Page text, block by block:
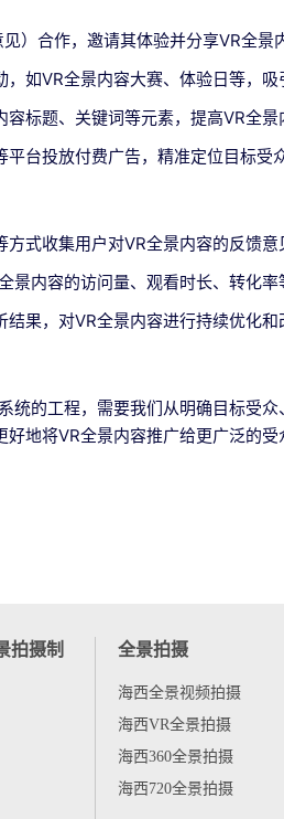
）合作，邀请其体验并分享VR全景
如VR全景内容大赛、体验日等，吸
标题、关键词等元素，提高VR全
台投放付费广告，精准定位目标受
式收集用户对VR全景内容的反馈意
景内容的访问量、观看时长、转化
果，对VR全景内容进行持续优化和
统的工程，需要我们从明确目标受
地将VR全景内容推广给更广泛的受
拍摄制
全景拍摄
海西全景视频拍摄
海西VR全景拍摄
海西360全景拍摄
海西720全景拍摄